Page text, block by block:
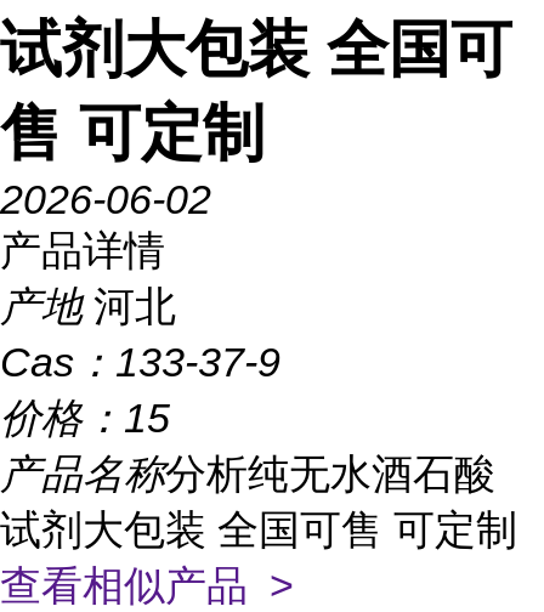
试剂大包装 全国可
售 可定制
2026-06-02
产品详情
产地 河北
Cas： 133-37-9
价格： 15
产品名称分析纯无水酒石酸
试剂大包装 全国可售 可定制
查看相似产品 >